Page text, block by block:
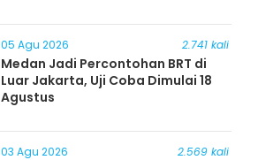
05 Agu 2026 2.741 kali
Medan Jadi Percontohan BRT di
Luar Jakarta, Uji Coba Dimulai 18
Agustus
03 Agu 2026 2.569 kali